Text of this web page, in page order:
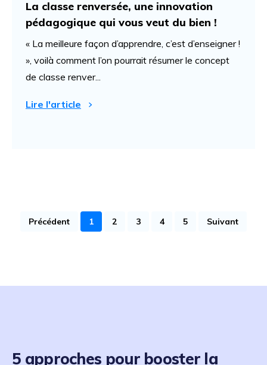
La classe renversée, une innovation
pédagogique qui vous veut du bien !
« La meilleure façon d’apprendre, c’est d’enseigner !
», voilà comment l’on pourrait résumer le concept
de classe renver...
Lire l'article
Précédent 1 2 3 4 5 Suivant
5 approches pour booster la